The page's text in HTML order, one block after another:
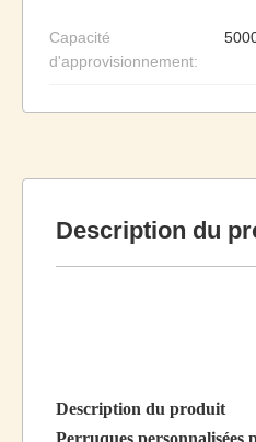
Capacité
d'approvisionnement:
Description du
Description du produit
Perruques personnalisées